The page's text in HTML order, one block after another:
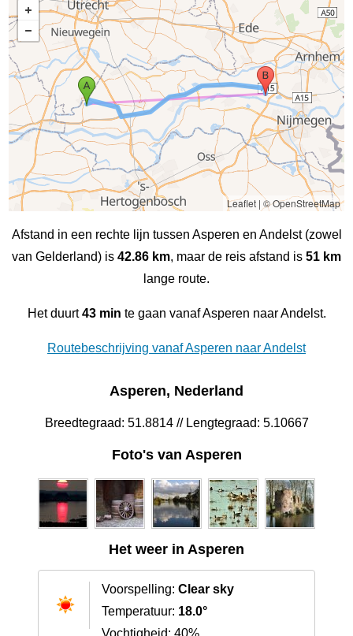
Leaflet| © OpenStreetMap
Afstand in een rechte lijn tussen Asperen en Andelst (zowel
van Gelderland) is 42.86 km, maar de reis afstand is 51 km
lange route.
Het duurt43 min te gaan vanaf Asperen naar Andelst.
Routebeschrijving vanaf Asperen naar Andelst
Asperen, Nederland
Breedtegraad: 51.8814 // Lengtegraad: 5.10667
Foto's van Asperen
Het weer in Asperen
Voorspelling: Clear sky
Temperatuur: 18.0°